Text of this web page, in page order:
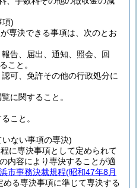
項)
専決できる事項は、次のとお
告、届出、通知、照会、回
こと。
可、免許その他の行政処分に
に関すること。
こと。
ない事項の専決)
に専決事項として定められて
内容により専決することが適
市事務決裁規程(昭和47年8月
める専決事項に準じて専決する